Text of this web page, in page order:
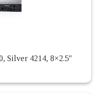
Silver 4214, 8×2.5″